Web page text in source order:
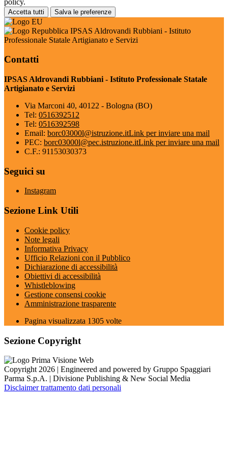
Accetta tutti Salva le preferenze
IPSAS Aldrovandi Rubbiani - Istituto
Professionale Statale Artigianato e Servizi
Contatti
IPSAS Aldrovandi Rubbiani - Istituto Professionale Statale
Artigianato e Servizi
Via Marconi 40, 40122 - Bologna (BO)
Tel: 0516392512
Tel: 0516392598
Email: borc03000l@istruzione.itLink per inviare una mail
PEC: borc03000l@pec.istruzione.itLink per inviare una mail
C.F.: 91153030373
Seguici su
Instagram
Sezione Link Utili
Cookie policy
Note legali
Informativa Privacy
Ufficio Relazioni con il Pubblico
Dichiarazione di accessibilità
Obiettivi di accessibilità
Whistleblowing
Gestione consensi cookie
Amministrazione trasparente
Pagina visualizzata 1305 volte
Sezione Copyright
Copyright 2026 | Engineered and powered by Gruppo Spaggiari
Parma S.p.A. | Divisione Publishing & New Social Media
Disclaimer trattamento dati personali